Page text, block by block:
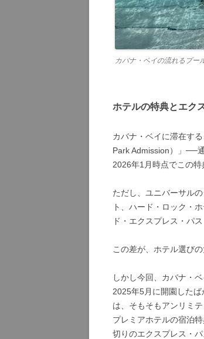
カバナ・ベイの流れるプー
ホテルの特典とエク
カバナ・ベイに滞在す
Park Admission）」──
2026年1月時点でこの特
ただし、ユニバーサル
ト、ハード・ロック・
ド・エクスプレス・パ
この差が、ホテル選び
しかし今回、カバナ・
2025年5月に開園したば
は、そもそもアンリミ
プレミアホテルの宿泊
切りのエクスプレス・